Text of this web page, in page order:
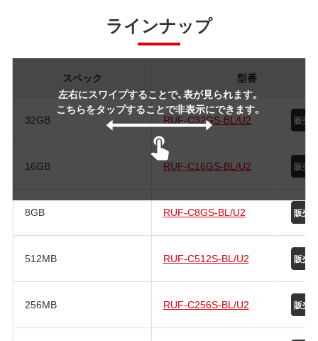
ラインナップ
左右にスワイプすることで、表が見られます。
こちらをタップすることで非表示にできます。
スペック 型番
32GB RUF-C32GS-BL/U2
16GB RUF-C16GS-BL/U2
8GB RUF-C8GS-BL/U2
512MB RUF-C512S-BL/U2
256MB RUF-C256S-BL/U2